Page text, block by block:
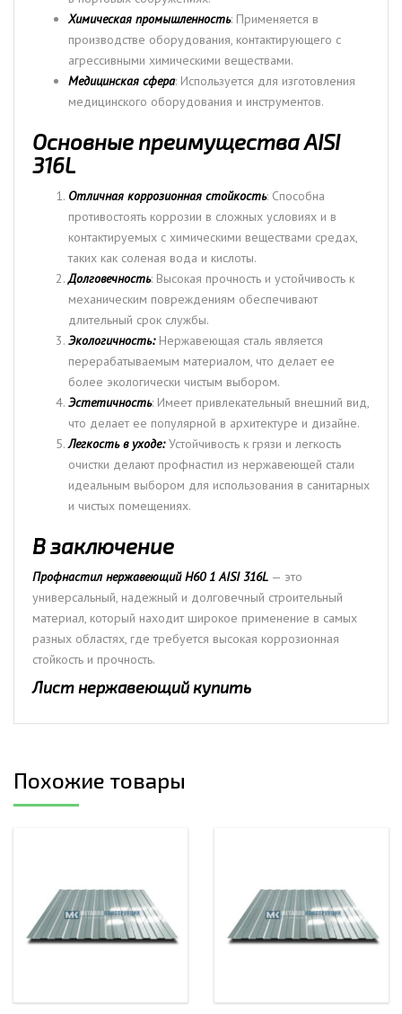
Химическая промышленность: Применяется в
производстве оборудования, контактирующего с
агрессивными химическими веществами.
Медицинская сфера: Используется для изготовления
медицинского оборудования и инструментов.
Основные преимущества AISI
316L
Отличная коррозионная стойкость: Способна
противостоять коррозии в сложных условиях и в
контактируемых с химическими веществами средах,
таких как соленая вода и кислоты.
Долговечность: Высокая прочность и устойчивость к
механическим повреждениям обеспечивают
длительный срок службы.
Экологичность:Нержавеющая сталь является
перерабатываемым материалом, что делает ее
более экологически чистым выбором.
Эстетичность: Имеет привлекательный внешний вид,
что делает ее популярной в архитектуре и дизайне.
Легкость в уходе: Устойчивость к грязи и легкость
очистки делают профнастил из нержавеющей стали
идеальным выбором для использования в санитарных
и чистых помещениях.
В заключение
Профнастил нержавеющий Н60 1 AISI 316L — это
универсальный, надежный и долговечный строительный
материал, который находит широкое применение в самых
разных областях, где требуется высокая коррозионная
стойкость и прочность.
Лист нержавеющий купить
Похожие товары